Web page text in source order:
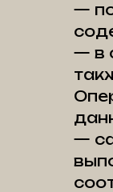
—
— в
—